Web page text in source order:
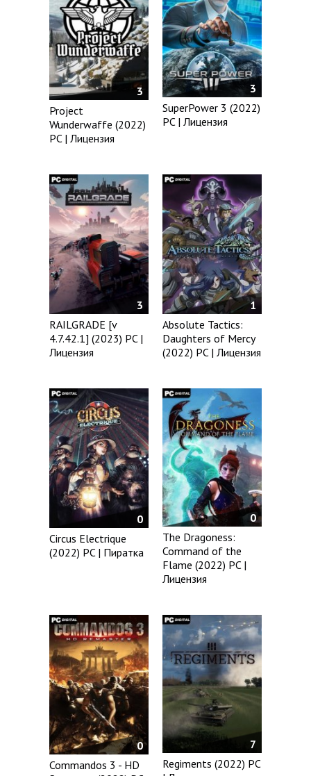
3
Project
Wunderwaffe (2022)
PC | Лицензия
3
SuperPower 3 (2022)
PC | Лицензия
3
RAILGRADE [v
4.7.42.1] (2023) PC |
Лицензия
1
Absolute Tactics:
Daughters of Mercy
(2022) PC | Лицензия
0
Circus Electrique
(2022) PC | Пиратка
0
The Dragoness:
Command of the
Flame (2022) PC |
Лицензия
0
Commandos 3 - HD
7
Regiments (2022) PC